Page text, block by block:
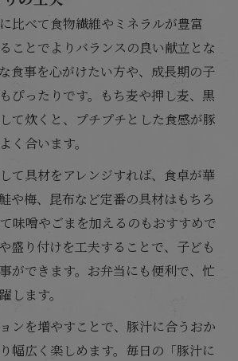
比べて食物繊維やミネラルが豊富
ことでよりバランスの良い献立とな
食事を心がけたい方や、成長期の子
ぴったりです。もち麦や押し麦、黒
て炊くと、プチプチとした食感が豚
く合います。
て具材をアレンジすれば、食卓が華
や梅、昆布など定番の具材はもちろ
味噌やごまを加えるのもおすすめで
盛り付けを工夫することで、子ども
ができます。お弁当にも便利で、忙
します。
ンを増やすことで、豚汁に合うおか
幅広く楽しめます。毎日の「豚汁に